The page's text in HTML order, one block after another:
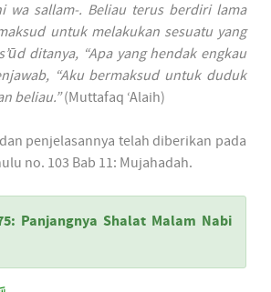
wa sallam-. Beliau terus berdiri lama
untuk melakukan sesuatu yang
ditanya, “Apa yang hendak engkau
“Aku bermaksud untuk duduk
beliau.”(Muttafaq ‘Alaih)
penjelasannya telah diberikan pada
no. 103 Bab 11: Mujahadah.
Panjangnya Shalat Malam Nabi